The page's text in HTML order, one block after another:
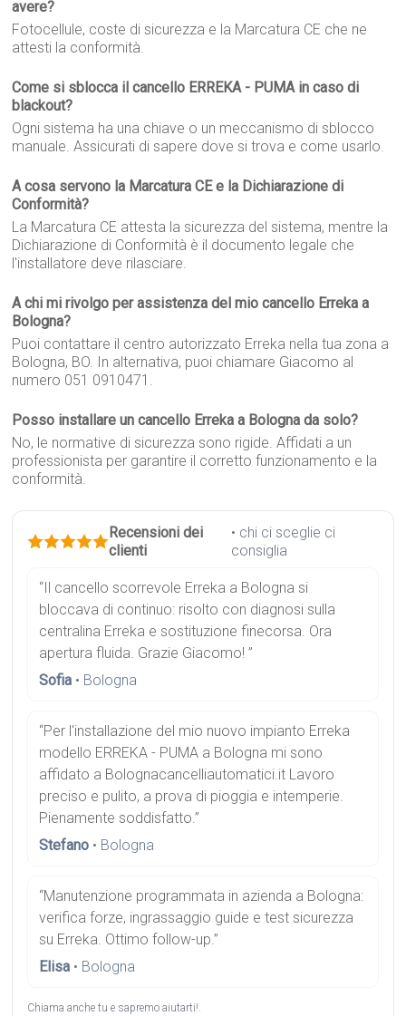
avere?
Fotocellule, coste di sicurezza e la Marcatura CE che ne
attesti la conformità.
Come si sblocca il cancello ERREKA - PUMA in caso di
blackout?
Ogni sistema ha una chiave o un meccanismo di sblocco
manuale. Assicurati di sapere dove si trova e come usarlo.
A cosa servono la Marcatura CE e la Dichiarazione di
Conformità?
La Marcatura CE attesta la sicurezza del sistema, mentre la
Dichiarazione di Conformità è il documento legale che
l'installatore deve rilasciare.
A chi mi rivolgo per assistenza del mio cancello Erreka a
Bologna?
Puoi contattare il centro autorizzato Erreka nella tua zona a
Bologna, BO. In alternativa, puoi chiamare Giacomo al
numero 051 0910471.
Posso installare un cancello Erreka a Bologna da solo?
No, le normative di sicurezza sono rigide. Affidati a un
professionista per garantire il corretto funzionamento e la
conformità.
Recensioni dei
clienti
• chi ci sceglie ci
consiglia
“Il cancello scorrevole Erreka a Bologna si
bloccava di continuo: risolto con diagnosi sulla
centralina Erreka e sostituzione finecorsa. Ora
apertura fluida. Grazie Giacomo! ”
Sofia • Bologna
“Per l'installazione del mio nuovo impianto Erreka
modello ERREKA - PUMA a Bologna mi sono
affidato a Bolognacancelliautomatici.it Lavoro
preciso e pulito, a prova di pioggia e intemperie.
Pienamente soddisfatto.”
Stefano • Bologna
“Manutenzione programmata in azienda a Bologna:
verifica forze, ingrassaggio guide e test sicurezza
su Erreka. Ottimo follow-up.”
Elisa • Bologna
Chiama anche tu e sapremo aiutarti!.